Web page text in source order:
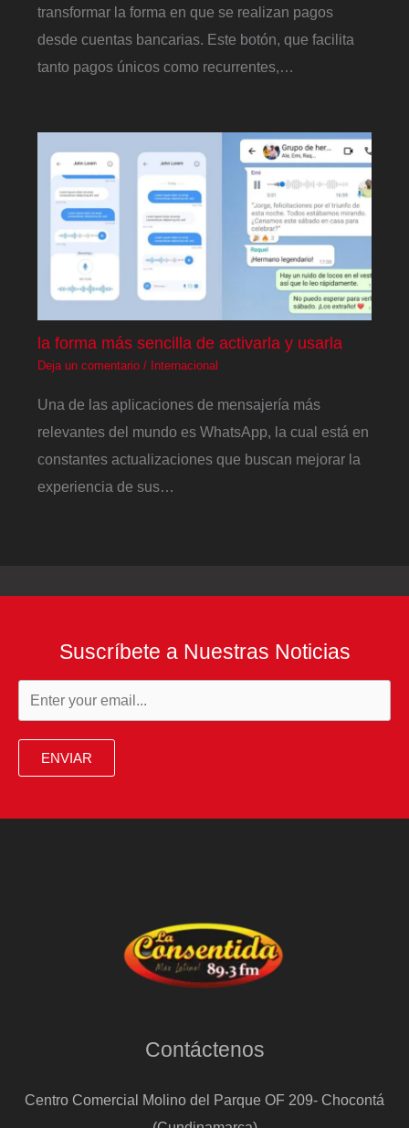
transformar la forma en que se realizan pagos
desde cuentas bancarias. Este botón, que facilita
tanto pagos únicos como recurrentes,…
la forma más sencilla de activarla y usarla
Deja un comentario / Internacional
Una de las aplicaciones de mensajería más
relevantes del mundo es WhatsApp, la cual está en
constantes actualizaciones que buscan mejorar la
experiencia de sus…
Suscríbete a Nuestras Noticias
ENVIAR
Contáctenos
Centro Comercial Molino del Parque OF 209- Chocontá